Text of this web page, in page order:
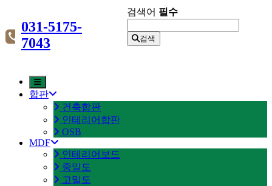
031-5175-
7043
검색어 필수
검색
합판
건축합판
인테리어합판
OSB
MDF
인테리어보드
중밀도
고밀도